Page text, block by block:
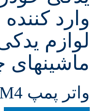
وارد
لوازم
ماشینهای
واتر پمپ M4